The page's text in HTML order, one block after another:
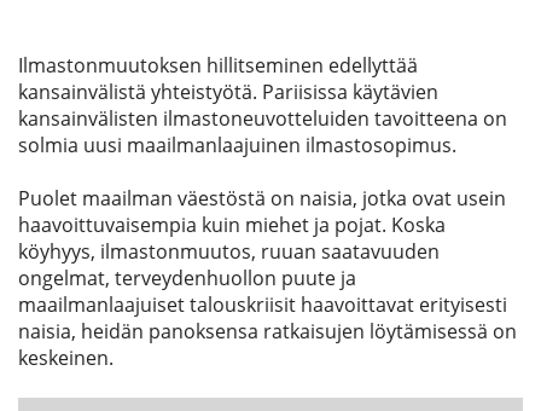
Ilmastonmuutoksen hillitseminen edellyttää
kansainvälistä yhteistyötä. Pariisissa käytävien
kansainvälisten ilmastoneuvotteluiden tavoitteena on
solmia uusi maailmanlaajuinen ilmastosopimus.
Puolet maailman väestöstä on naisia, jotka ovat usein
haavoittuvaisempia kuin miehet ja pojat. Koska
köyhyys, ilmastonmuutos, ruuan saatavuuden
ongelmat, terveydenhuollon puute ja
maailmanlaajuiset talouskriisit haavoittavat erityisesti
naisia, heidän panoksensa ratkaisujen löytämisessä on
keskeinen.